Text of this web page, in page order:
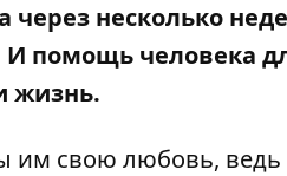
через несколько
помощь человека
жизнь.
им свою любовь, ведь